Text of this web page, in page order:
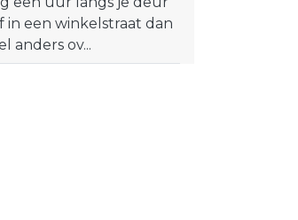
in een winkelstraat dan
anders ov...